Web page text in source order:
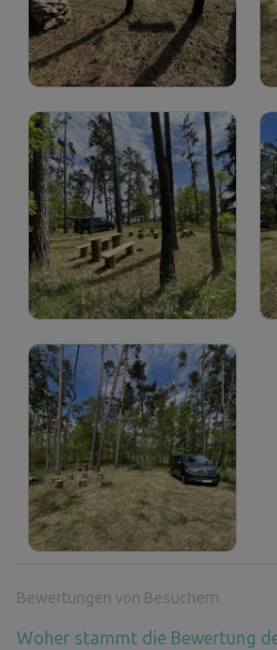
Bewertungen von Besuchern
Woher stammt die Bewertung